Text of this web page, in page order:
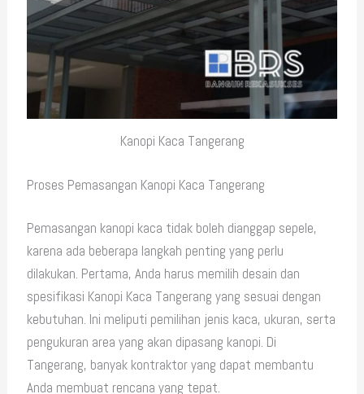
Kanopi Kaca Tangerang
Proses Pemasangan Kanopi Kaca Tangerang
Pemasangan kanopi kaca tidak boleh dianggap sepele,
karena ada beberapa langkah penting yang perlu
dilakukan. Pertama, Anda harus memilih desain dan
spesifikasi Kanopi Kaca Tangerang yang sesuai dengan
kebutuhan. Ini meliputi pemilihan jenis kaca, ukuran, serta
pengukuran area yang akan dipasang kanopi. Di
Tangerang, banyak kontraktor yang dapat membantu
Anda membuat rencana yang tepat.